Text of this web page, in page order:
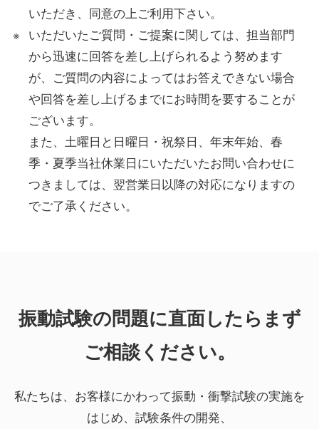
いただき、同意の上ご利用下さい。
いただいたご質問・ご提案に関しては、担当部門
から迅速に回答を差し上げられるよう努めます
が、ご質問の内容によってはお答えできない場合
や回答を差し上げるまでにお時間を要することが
ございます。
また、土曜日と日曜日・祝祭日、年末年始、春
季・夏季当社休業日にいただいたお問い合わせに
つきましては、翌営業日以降の対応になりますの
でご了承ください。
振動試験の問題に直面したらまず
ご相談ください。
私たちは、お客様にかわって振動・衝撃試験の実施を
はじめ、試験条件の開発、